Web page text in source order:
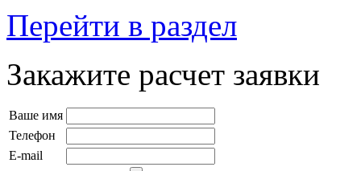
Перейти в раздел
Закажите расчет заявки
Ваше имя
Телефон
E-mail